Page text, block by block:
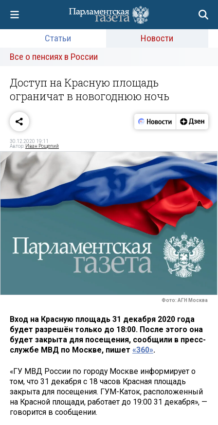
Статьи
Новости
Все о пенсиях в России
Доступ на Красную площадь
ограничат в новогоднюю ночь
30.12.2020 19:11
Автор: Иван Рощепий
Фото: АГН Москва
Вход на Красную площадь 31 декабря 2020 года
будет разрешён только до 18:00. После этого она
будет закрыта для посещения, сообщили в пресс-
службе МВД по Москве, пишет «360».
«ГУ МВД России по городу Москве информирует о
том, что 31 декабря с 18 часов Красная площадь
закрыта для посещения. ГУМ-Каток, расположенный
на Красной площади, работает до 19:00 31 декабря», —
говорится в сообщении.